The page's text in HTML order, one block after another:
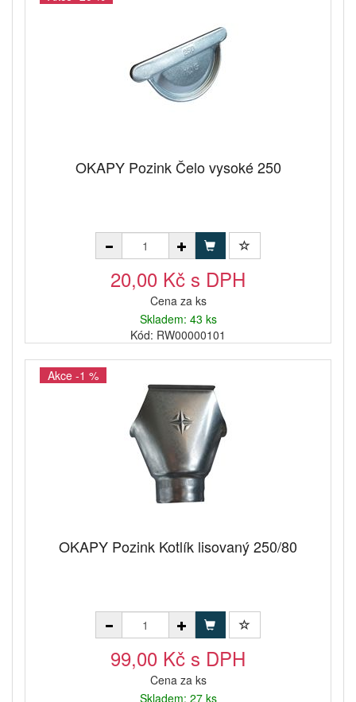
OKAPY Pozink Čelo vysoké 250
20,00 Kč s DPH
Cena za ks
Skladem: 43 ks
Kód: RW00000101
Akce -1 %
OKAPY Pozink Kotlík lisovaný 250/80
99,00 Kč s DPH
Cena za ks
Skladem: 27 ks